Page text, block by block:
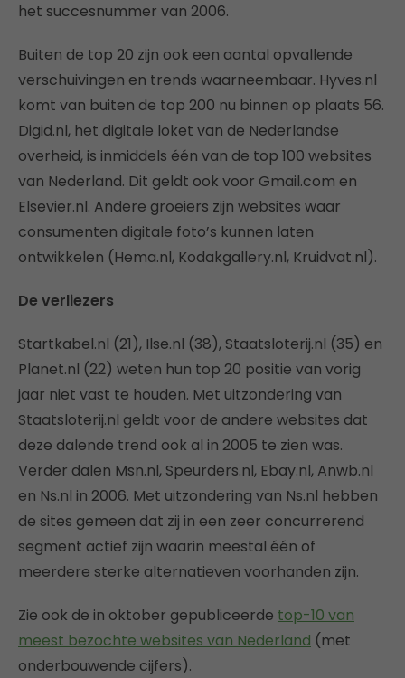
het succesnummer van 2006.
Buiten de top 20 zijn ook een aantal opvallende
verschuivingen en trends waarneembaar. Hyves.nl
komt van buiten de top 200 nu binnen op plaats 56.
Digid.nl, het digitale loket van de Nederlandse
overheid, is inmiddels één van de top 100 websites
van Nederland. Dit geldt ook voor Gmail.com en
Elsevier.nl. Andere groeiers zijn websites waar
consumenten digitale foto’s kunnen laten
ontwikkelen (Hema.nl, Kodakgallery.nl, Kruidvat.nl).
De verliezers
Startkabel.nl (21), Ilse.nl (38), Staatsloterij.nl (35) en
Planet.nl (22) weten hun top 20 positie van vorig
jaar niet vast te houden. Met uitzondering van
Staatsloterij.nl geldt voor de andere websites dat
deze dalende trend ook al in 2005 te zien was.
Verder dalen Msn.nl, Speurders.nl, Ebay.nl, Anwb.nl
en Ns.nl in 2006. Met uitzondering van Ns.nl hebben
de sites gemeen dat zij in een zeer concurrerend
segment actief zijn waarin meestal één of
meerdere sterke alternatieven voorhanden zijn.
Zie ook de in oktober gepubliceerde top-10 van
meest bezochte websites van Nederland (met
onderbouwende cijfers).